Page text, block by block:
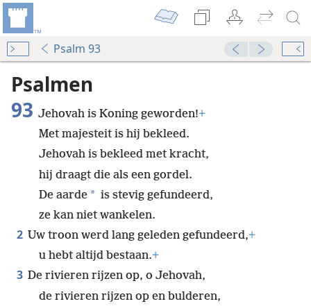
Psalm 93
Psalmen
93 Jehovah is Koning geworden!+
Met majesteit is hij bekleed.
Jehovah is bekleed met kracht,
hij draagt die als een gordel.
De aarde * is stevig gefundeerd,
ze kan niet wankelen.
2 Uw troon werd lang geleden gefundeerd,+
u hebt altijd bestaan.+
3 De rivieren rijzen op, o Jehovah,
de rivieren rijzen op en bulderen,